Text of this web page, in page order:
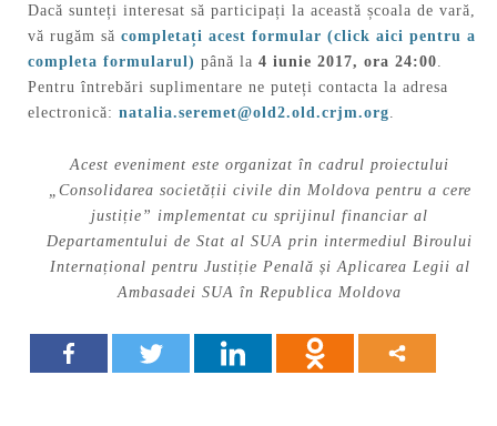
Dacă sunteți interesat să participați la această școala de vară,
vă rugăm să completați acest formular (click aici pentru a
completa formularul) până la 4 iunie 2017, ora 24:00
Pentru întrebări suplimentare ne puteți contacta la adresa
electronică: natalia.seremet@old2.old.crjm.org
Acest eveniment este organizat în cadrul proiectului
„Consolidarea societății civile din Moldova pentru a cere
justiție” implementat cu sprijinul financiar al
Departamentului de Stat al SUA prin intermediul Biroului
Internațional pentru Justiție Penală și Aplicarea Legii al
Ambasadei SUA în Republica Moldova